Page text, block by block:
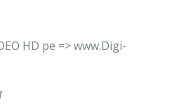
HD pe => www.Digi-